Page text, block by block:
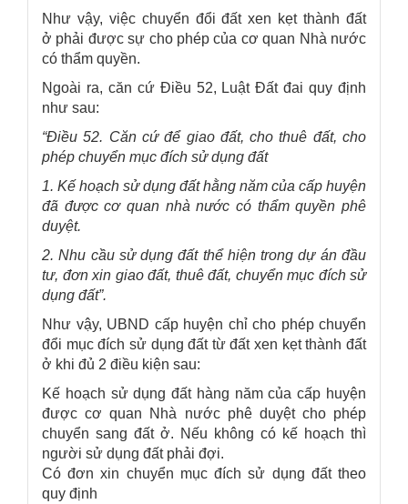
Như vậy, việc chuyển đổi đất xen kẹt thành đất
ở phải được sự cho phép của cơ quan Nhà nước
có thẩm quyền.
Ngoài ra, căn cứ Điều 52, Luật Đất đai quy định
như sau:
“Điều 52. Căn cứ để giao đất, cho thuê đất, cho
phép chuyển mục đích sử dụng đất
1. Kế hoạch sử dụng đất hằng năm của cấp huyện
đã được cơ quan nhà nước có thẩm quyền phê
duyệt.
2. Nhu cầu sử dụng đất thể hiện trong dự án đầu
tư, đơn xin giao đất, thuê đất, chuyển mục đích sử
dụng đất”.
Như vậy, UBND cấp huyện chỉ cho phép chuyển
đổi mục đích sử dụng đất từ đất xen kẹt thành đất
ở khi đủ 2 điều kiện sau:
Kế hoạch sử dụng đất hàng năm của cấp huyện
được cơ quan Nhà nước phê duyệt cho phép
chuyển sang đất ở. Nếu không có kế hoạch thì
người sử dụng đất phải đợi.
Có đơn xin chuyển mục đích sử dụng đất theo
quy định